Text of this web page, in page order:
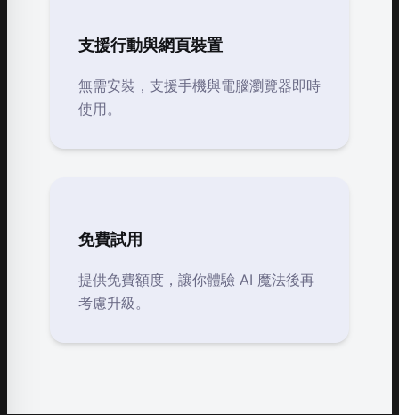
支援行動與網頁裝置
無需安裝，支援手機與電腦瀏覽器即時
使用。
免費試用
提供免費額度，讓你體驗 AI 魔法後再
考慮升級。